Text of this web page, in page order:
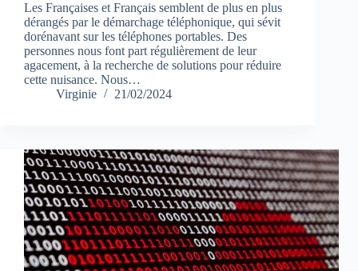
Les Françaises et Français semblent de plus en plus
dérangés par le démarchage téléphonique, qui sévit
dorénavant sur les téléphones portables. Des
personnes nous font part régulièrement de leur
agacement, à la recherche de solutions pour réduire
cette nuisance. Nous…
Virginie
21/02/2024